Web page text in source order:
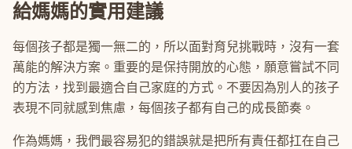
給媽媽的實用建議
每個孩子都是獨一無二的，所以面對育兒挑戰時，沒有一套
萬能的解決方案。重要的是保持開放的心態，願意嘗試不同
的方法，找到最適合自己家庭的方式。不要因為別人的孩子
表現不同就感到焦慮，每個孩子都有自己的成長節奏。
作為媽媽，我們最容易犯的錯誤就是把所有責任都扛在自己